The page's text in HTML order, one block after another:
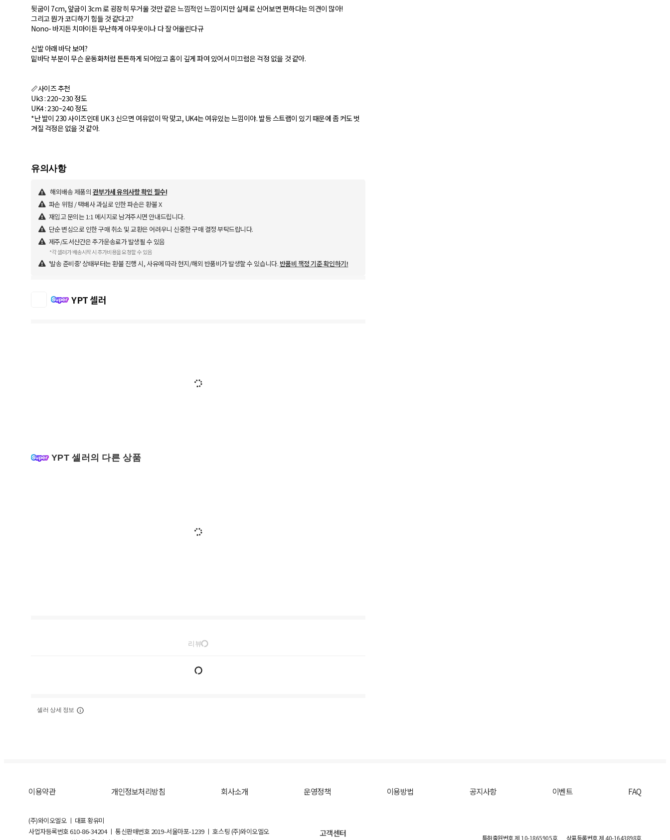
뒷굽이 7cm, 앞굽이 3cm 로 굉장히 무거울 것만 같은 느낌적인 느낌이지만 실제로 신어보면 편하다는 의견이 많아!
그리고 뭔가 코디하기 힘들 것 같다고?
Nono- 바지든 치마이든 무난하게 아무옷이나 다 잘 어울린다규
신발 아래 바닥 보여?
밑바닥 부분이 무슨 운동화처럼 튼튼하게 되어있고 홈이 깊게 파여 있어서 미끄럼은 걱정 없을 것 같아.
📏사이즈 추천
Uk3 : 220~230 정도
UK4 : 230~240 정도
*난 발이 230 사이즈인데 UK 3 신으면 여유없이 딱 맞고, UK4는 여유있는 느낌이야. 발등 스트랩이 있기 때문에 좀 커도 벗
겨질 걱정은 없을 것 같아.
유의사항
해외배송 제품의 관부가세 유의사항 확인 필수!
파손 위험 / 택배사 과실로 인한 파손은 환불 X
재입고 문의는 1:1 메시지로 남겨주시면 안내드립니다.
단순 변심으로 인한 구매 취소 및 교환은 어려우니 신중한 구매 결정 부탁드랍니다.
제주/도서산간은 추가운송료가 발생될 수 있음
*각 셀러가 배송시작 시 추가비용을 요청할 수 있음
'발송 준비중' 상태부터는 환불 진행 시, 사유에 따라 현지/해외 반품비가 발생할 수 있습니다. 반품비 책정 기준 확인하기!
YPT 셀러
YPT 셀러의 다른 상품
리뷰
셀러 상세 정보
이용약관 개인정보처리방침 회사소개 운영정책 이용방법 공지사항 이벤트 FAQ
(주)와이오엘오 ㅣ 대표 황유미
사업자등록번호610-86-34204ㅣ 통신판매번호 2019-서울마포-1239 ㅣ 호스팅 (주)와이오엘오
고객센터 특허출원번호제 10-1865905호 상표등록번호제 40-1643898호